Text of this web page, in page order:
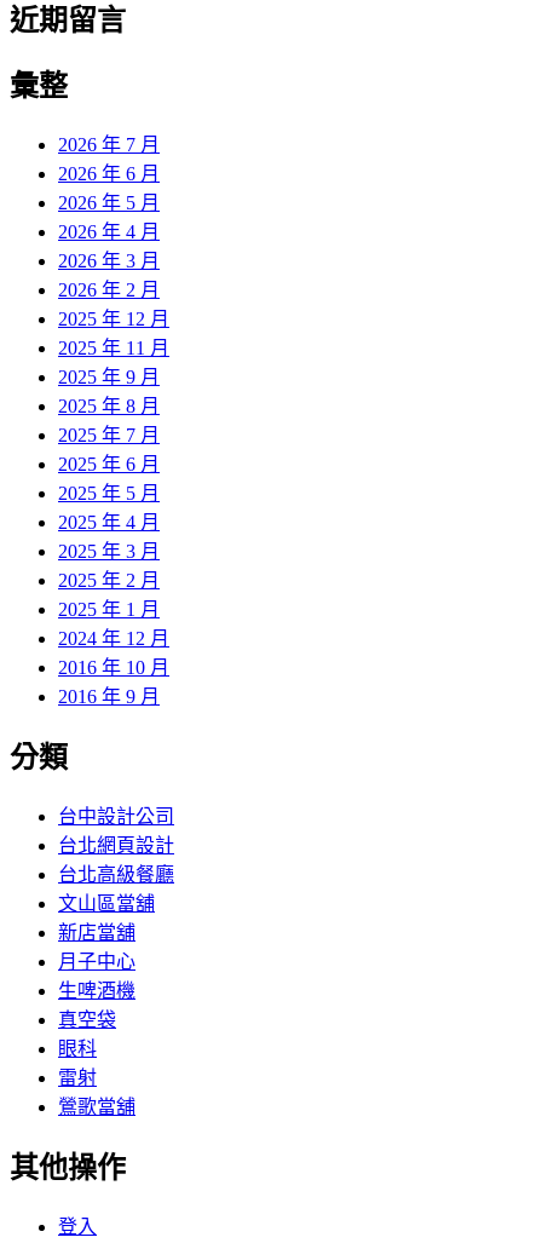
近期留言
彙整
2026 年 7 月
2026 年 6 月
2026 年 5 月
2026 年 4 月
2026 年 3 月
2026 年 2 月
2025 年 12 月
2025 年 11 月
2025 年 9 月
2025 年 8 月
2025 年 7 月
2025 年 6 月
2025 年 5 月
2025 年 4 月
2025 年 3 月
2025 年 2 月
2025 年 1 月
2024 年 12 月
2016 年 10 月
2016 年 9 月
分類
台中設計公司
台北網頁設計
台北高級餐廳
文山區當舖
新店當舖
月子中心
生啤酒機
真空袋
眼科
雷射
鶯歌當舖
其他操作
登入